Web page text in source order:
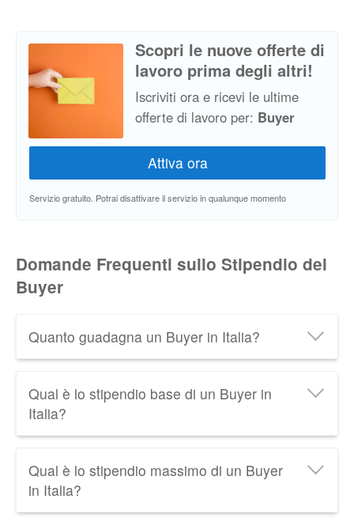
Scopri le nuove offerte di
lavoro prima degli altri!
Iscriviti ora e ricevi le ultime
offerte di lavoro per: Buyer
Servizio gratuito. Potrai disattivare il servizio in qualunque momento
Domande Frequenti sullo Stipendio del
Buyer
Quanto guadagna un Buyer in Italia?
all'anno, cioè circa1.900 € netti al mese . Scopri tutti
i dati relativi allo
2026.
Qual è lo stipendio base di un Buyer in
Italia?
21.200 € lordi all'anno. Tra le retribuzioni più basse
troviamo quella del Junior Buyer.
Qual è lo stipendio massimo di un Buyer
in Italia?